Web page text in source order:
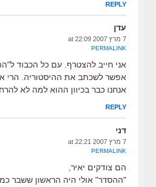
REPLY
עדן
7 מרץ 2007 at 22:09
PERMALINK
אני חייב להצטרף. עם כל הכבוד
אפשר לשכתב את ההיסטוריה. הרי
אנחנו כבר בכיוון ההוא למה לא
REPLY
דני
7 מרץ 2007 at 22:21
PERMALINK
הם צודקים יאיר,
"ההסדר" אולי היה הראשון ששבר